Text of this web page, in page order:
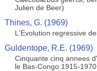
Julien de Beer)
Thines, G. (1969)
L'Evolution regressive
Guldentope, R.E. (1969)
Cinquante cinq annees
le Bas-Congo 1915-1970